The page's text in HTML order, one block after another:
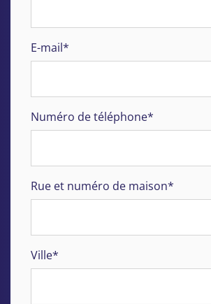
E-mail*
Numéro de téléphone*
Rue et numéro de maison*
Ville*